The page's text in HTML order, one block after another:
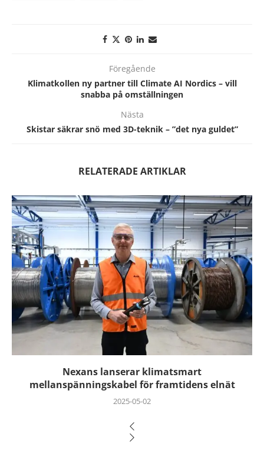
Föregående
Klimatkollen ny partner till Climate AI Nordics – vill
snabba på omställningen
Nästa
Skistar säkrar snö med 3D-teknik – ”det nya guldet”
RELATERADE ARTIKLAR
Nexans lanserar klimatsmart
mellanspänningskabel för framtidens elnät
2025-05-02